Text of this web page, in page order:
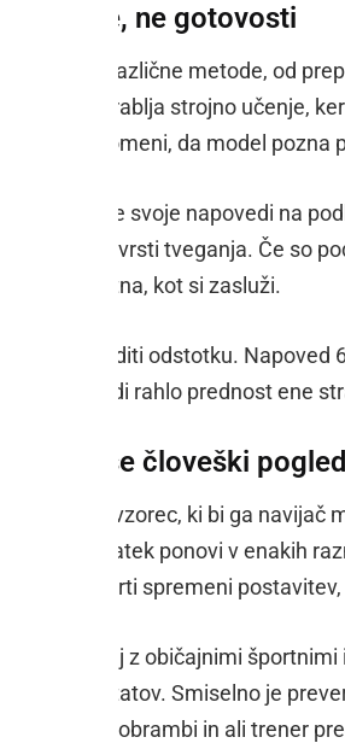
vzorce, ne gotovosti
zajema različne metode, od
uporablja strojno učenje,
To ne pomeni, da model pozna
izboljšuje svoje napovedi na
bolje razvrsti tveganja. Če so
kot si zasluži.
slepo slediti odstotku. Napoved
podatkov vidi rahlo prednost ene
še človeški pogled
hitro najde vzorec, ki bi ga
vsak podatek ponovi v enakih
se na četrti spremeni
brati skupaj z običajnimi
rezultatov. Smiselno je
je stanje v obrambi in ali trener